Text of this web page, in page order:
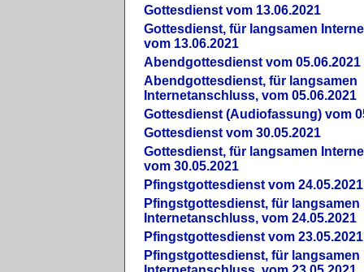
Gottesdienst vom 13.06.2021
Gottesdienst, für langsamen
vom 13.06.2021
Abendgottesdienst vom 05.06.2021
Abendgottesdienst, für langsamen
Internetanschluss, vom 05.06.2021
Gottesdienst (Audiofassung) vom
Gottesdienst vom 30.05.2021
Gottesdienst, für langsamen
vom 30.05.2021
Pfingstgottesdienst vom 24.05.2021
Pfingstgottesdienst, für langsamen
Internetanschluss, vom 24.05.2021
Pfingstgottesdienst vom 23.05.2021
Pfingstgottesdienst, für langsamen